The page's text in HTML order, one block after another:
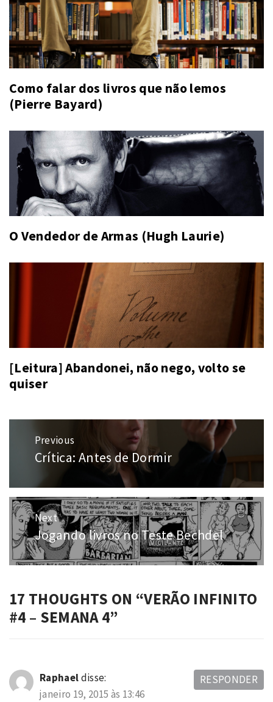
Como falar dos livros que não lemos
(Pierre Bayard)
O Vendedor de Armas (Hugh Laurie)
[Leitura] Abandonei, não nego, volto se
quiser
Navegação
Previous
Previous
Crítica: Antes de Dormir
Next
Next
post:
Jogando livros no Teste Bechdel
17 THOUGHTS ON “VERÃO INFINITO
#4 – SEMANA 4”
Raphaeldisse:
janeiro 19, 2015 às 13:46
RESPONDER